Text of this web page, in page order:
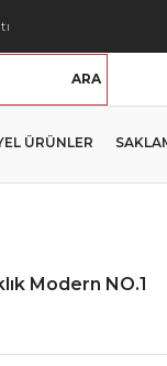
ARA
ÜRÜNLER
Modern NO.1